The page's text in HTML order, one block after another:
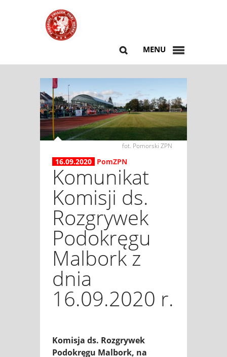
MENU
fot. Pomorski ZPN
16.09.2020 PomZPN
Komunikat
Komisji ds.
Rozgrywek
Podokręgu
Malbork z
dnia
16.09.2020 r.
Komisja ds. Rozgrywek
Podokręgu Malbork, na